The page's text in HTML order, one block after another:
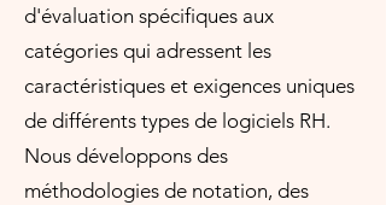
d'évaluation spécifiques aux
catégories qui adressent les
caractéristiques et exigences uniques
de différents types de logiciels RH.
Nous développons des
méthodologies de notation, des